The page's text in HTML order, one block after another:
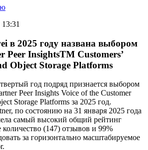
в 2025 году названа выбором
Peer InsightsTM Customers’
Object Storage Platforms
год подряд признается выбором
Peer Insights Voice of the Customer
Storage Platforms за 2025 год.
по состоянию на 31 января 2025 года
самый высокий общий рейтинг
(147) отзывов и 99%
за горизонтально масштабируемое